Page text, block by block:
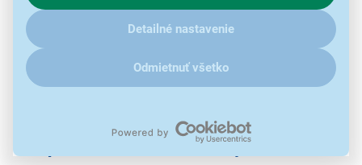
ďalšími údaji pracujeme, kliknitesem.
Detailné nastavenie
Odmietnuť všetko
Pripravené na každú hernú výzvu